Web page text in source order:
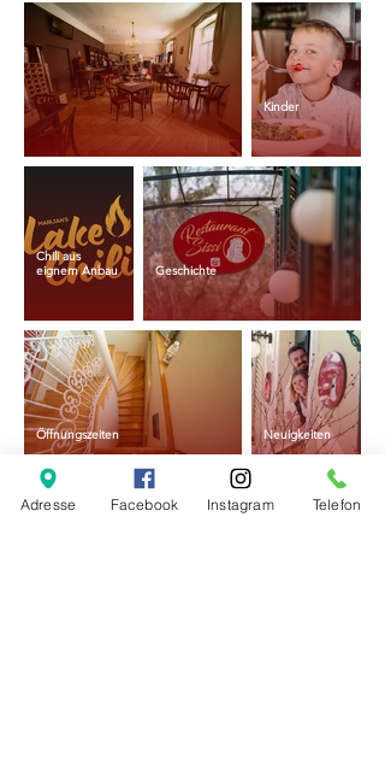
Kinder
Chili aus
eignem Anbau
Geschichte
Öffnungszeiten Neuigkeiten
Adresse Facebook Instagram Telefon